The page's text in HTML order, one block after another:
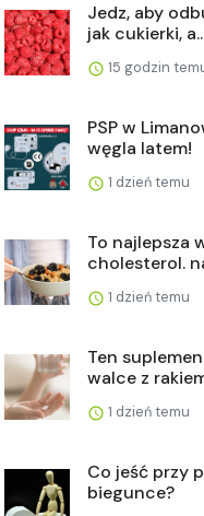
Jedz, aby
jak cukierki,
15 godzin
PSP w
węgla latem!
1 dzień temu
To najlepsza
cholesterol.
1 dzień temu
Ten
walce z
1 dzień temu
Co jeść przy
biegunce?